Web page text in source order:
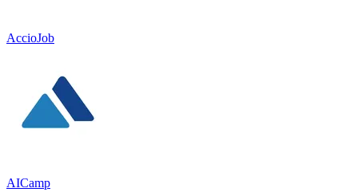
AccioJob
AICamp